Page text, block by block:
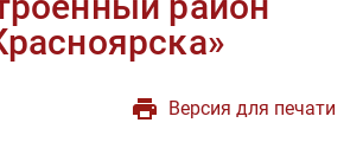
Версия для печати